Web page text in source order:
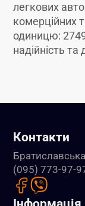
легкових
комерційних
одиницю:
надійність та
Контакти
(095) 773-97-